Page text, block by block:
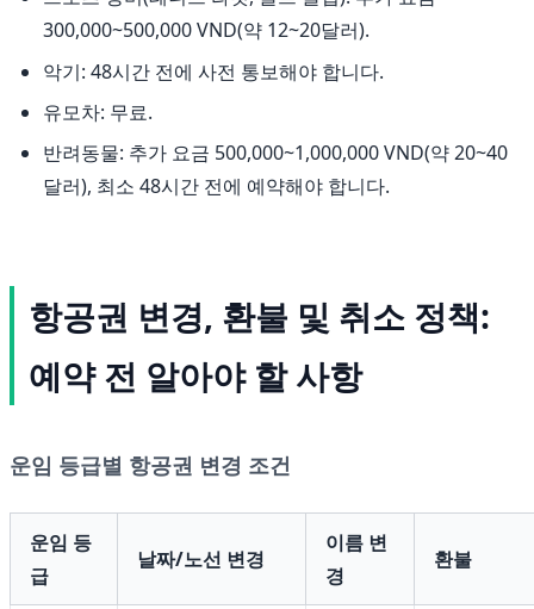
300,000~500,000 VND(약 12~20달러).
악기: 48시간 전에 사전 통보해야 합니다.
유모차: 무료.
반려동물: 추가 요금 500,000~1,000,000 VND(약 20~40
달러), 최소 48시간 전에 예약해야 합니다.
항공권 변경, 환불 및 취소 정책:
예약 전 알아야 할 사항
운임 등급별 항공권 변경 조건
운임 등
급
날짜/노선 변경
이름 변
경
환불